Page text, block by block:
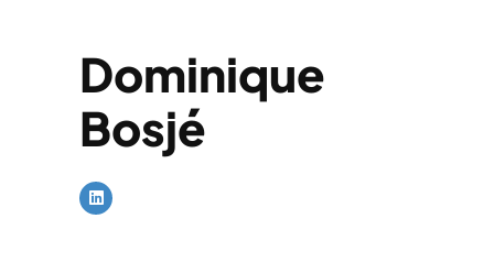
Dominique
Bosjé